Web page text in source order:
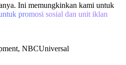
Ini memungkinkan kami untuk
promosi sosial dan unit iklan
NBCUniversal